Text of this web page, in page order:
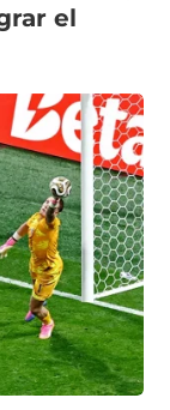
el